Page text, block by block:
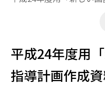
平成24年度用
指導計画作成